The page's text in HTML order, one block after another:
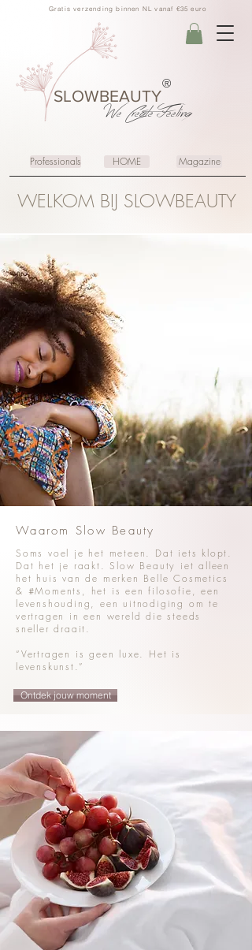
Gratis verzending binnen NL vanaf €35 euro
SLOWBEAUTY
We CreateFeeling
®
Professionals HOME Magazine
WELKOM BIJ SLOWBEAUTY
Waarom Slow Beauty
Soms voel je het meteen. Dat iets klopt.
Dat het je raakt. Slow Beauty iet alleen
het huis van de merken Belle Cosmetics
& #Moments, het is een filosofie, een
levenshouding, een uitnodiging om te
vertragen in een wereld die steeds
sneller draait.
“Vertragen is geen luxe. Het is
levenskunst.”
Ontdek jouw moment